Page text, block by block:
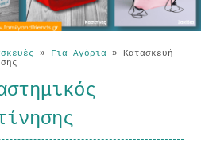
» Για Αγόρια » Κατασκευή